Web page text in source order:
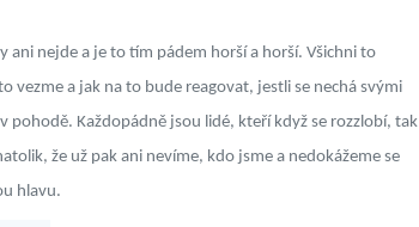
nejde a je to tím pádem horší a horší. Všichni to
vezme a jak na to bude reagovat, jestli se nechá svými
Každopádně jsou lidé, kteří když se rozzlobí, tak
že už pak ani nevíme, kdo jsme a nedokážeme se
hlavu.